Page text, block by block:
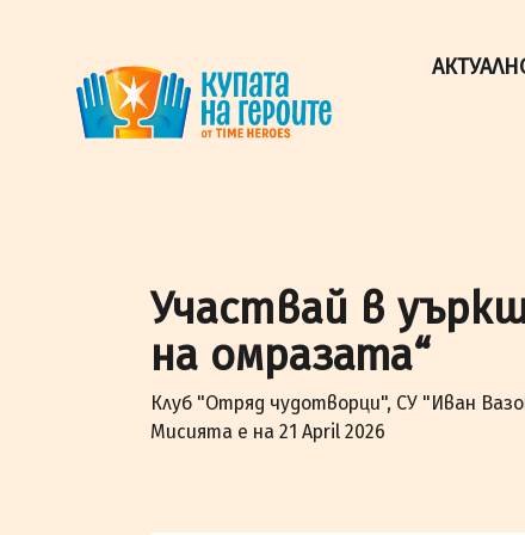
Участвай в
на омразата“
Клуб "Отряд чудотворци", СУ "Иван
Мисията е на 21 April 2026